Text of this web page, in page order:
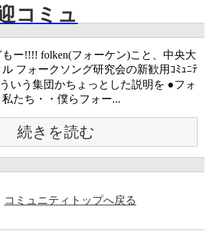
コミュ
ー!!!! folken(フォーケン)こと、中央大
フォークソング研究会の新歓用ｺﾐｭﾆﾃ
いう集団かちょっとした説明を ●フォ
たち・・僕らフォー...
続きを読む
コミュニティトップへ戻る